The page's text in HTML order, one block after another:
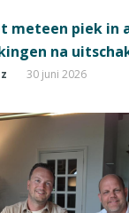
meteen piek in
na
30 juni 2026